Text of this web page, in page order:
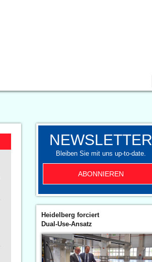
NEWSLETTER
Bleiben Sie mit uns up-to-date.
ABONNIEREN
Heidelberg forciert
Dual-Use-Ansatz